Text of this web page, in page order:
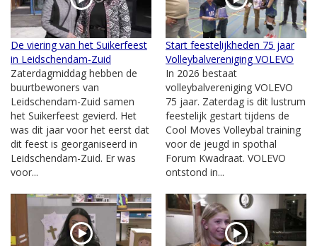
De viering van het Suikerfeest
in Leidschendam-Zuid
Zaterdagmiddag hebben de
buurtbewoners van
Leidschendam-Zuid samen
het Suikerfeest gevierd. Het
was dit jaar voor het eerst dat
dit feest is georganiseerd in
Leidschendam-Zuid. Er was
voor...
Start feestelijkheden 75 jaar
Volleybalvereniging VOLEVO
In 2026 bestaat
volleybalvereniging VOLEVO
75 jaar. Zaterdag is dit lustrum
feestelijk gestart tijdens de
Cool Moves Volleybal training
voor de jeugd in spothal
Forum Kwadraat. VOLEVO
ontstond in...